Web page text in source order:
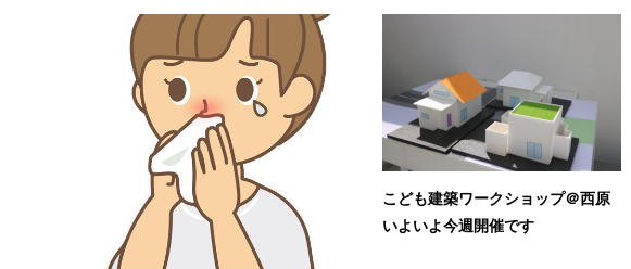
こども建築ワークショップ＠西原
いよいよ今週開催です